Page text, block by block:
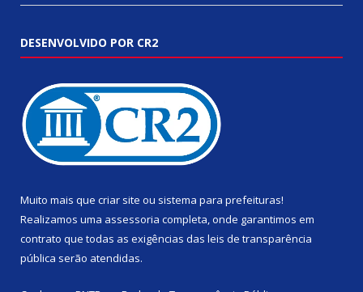
DESENVOLVIDO POR CR2
Muito mais que criar site ou sistema para prefeituras!
Realizamos uma assessoria completa, onde garantimos em
contrato que todas as exigências das leis de transparência
pública serão atendidas.